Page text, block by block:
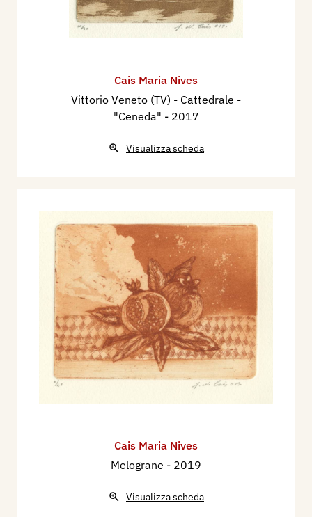
Cais Maria Nives
Vittorio Veneto (TV) - Cattedrale -
"Ceneda" - 2017
Visualizza scheda
Cais Maria Nives
Melograne - 2019
Visualizza scheda